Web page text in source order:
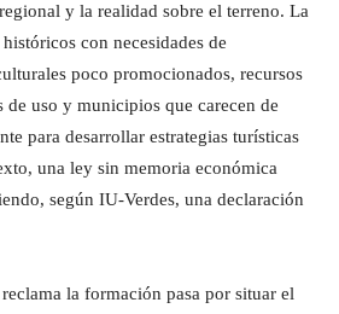
y la realidad sobre el terreno. La
con necesidades de
poco promocionados, recursos
de uso y municipios que carecen de
para desarrollar estrategias turísticas
una ley sin memoria económica
según IU-Verdes, una declaración
la formación pasa por situar el